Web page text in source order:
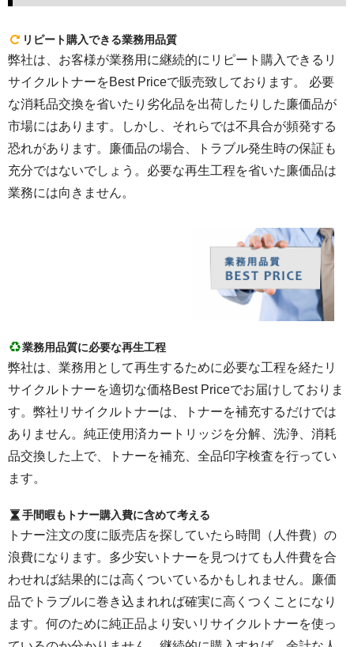
リピート購入できる業務用品質
弊社は、お客様が業務用に継続的にリピート購入できるリ
サイクルトナーをBest Priceで販売致しております。 必要
な消耗品交換を省いたり劣化品を出荷したりした廉価品が
市場にはあります。しかし、それらでは不具合が頻発する
恐れがあります。廉価品の場合、トラブル発生時の保証も
充分ではないでしょう。必要な再生工程を省いた廉価品は
業務には向きません。
業務用品質に必要な再生工程
弊社は、業務用として再生するために必要な工程を経たリ
サイクルトナーを適切な価格Best Priceでお届けしておりま
す。弊社リサイクルトナーは、トナーを補充するだけでは
ありません。純正使用済カートリッジを分解、洗浄、消耗
品交換した上で、トナーを補充、全品印字検査を行ってい
ます。
手間暇もトナー購入費に含めて考える
トナー注文の度に販売店を探していたら時間（人件費）の
浪費になります。多少安いトナーを見つけても人件費を合
わせれば結果的には高くついているかもしれません。廉価
品でトラブルに巻き込まれれば確実に高くつくことになり
ます。何のために純正品より安いリサイクルトナーを使っ